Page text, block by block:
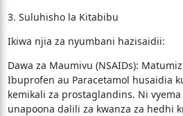
​3. Suluhisho la Kitabibu
​Ikiwa njia za nyumbani hazisaidii:
​Dawa za Maumivu (NSAIDs):
Ibuprofen au Paracetamol husaidia
kemikali za prostaglandins. Ni
unapoona dalili za kwanza za hedhi